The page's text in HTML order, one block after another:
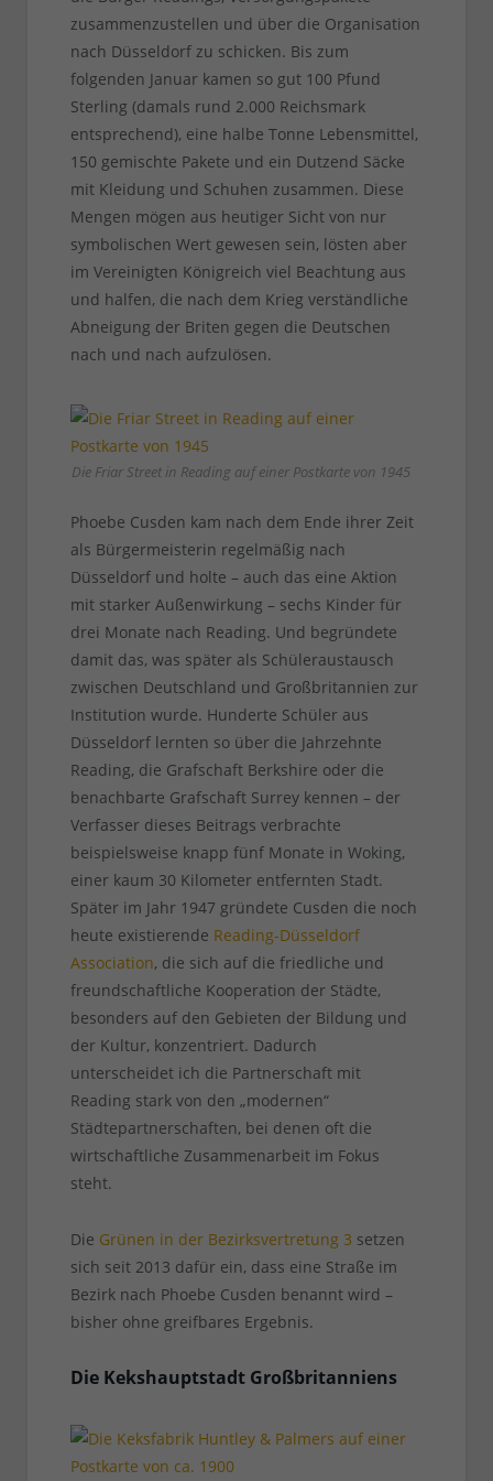
zusammenzustellen und über die Organisation
nach Düsseldorf zu schicken. Bis zum
folgenden Januar kamen so gut 100 Pfund
Sterling (damals rund 2.000 Reichsmark
entsprechend), eine halbe Tonne Lebensmittel,
150 gemischte Pakete und ein Dutzend Säcke
mit Kleidung und Schuhen zusammen. Diese
Mengen mögen aus heutiger Sicht von nur
symbolischen Wert gewesen sein, lösten aber
im Vereinigten Königreich viel Beachtung aus
und halfen, die nach dem Krieg verständliche
Abneigung der Briten gegen die Deutschen
nach und nach aufzulösen.
Die Friar Street in Reading auf einer Postkarte von 1945
Phoebe Cusden kam nach dem Ende ihrer Zeit
als Bürgermeisterin regelmäßig nach
Düsseldorf und holte – auch das eine Aktion
mit starker Außenwirkung – sechs Kinder für
drei Monate nach Reading. Und begründete
damit das, was später als Schüleraustausch
zwischen Deutschland und Großbritannien zur
Institution wurde. Hunderte Schüler aus
Düsseldorf lernten so über die Jahrzehnte
Reading, die Grafschaft Berkshire oder die
benachbarte Grafschaft Surrey kennen – der
Verfasser dieses Beitrags verbrachte
beispielsweise knapp fünf Monate in Woking,
einer kaum 30 Kilometer entfernten Stadt.
Später im Jahr 1947 gründete Cusden die noch
heute existierende Reading-Düsseldorf
Association, die sich auf die friedliche und
freundschaftliche Kooperation der Städte,
besonders auf den Gebieten der Bildung und
der Kultur, konzentriert. Dadurch
unterscheidet ich die Partnerschaft mit
Reading stark von den „modernen“
Städtepartnerschaften, bei denen oft die
wirtschaftliche Zusammenarbeit im Fokus
steht.
Die Grünen in der Bezirksvertretung 3 setzen
sich seit 2013 dafür ein, dass eine Straße im
Bezirk nach Phoebe Cusden benannt wird –
bisher ohne greifbares Ergebnis.
Die Kekshauptstadt Großbritanniens